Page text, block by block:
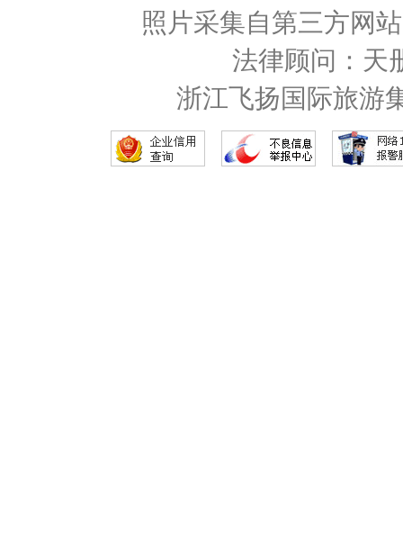
照片采集自第三方网
法律顾问：天
浙江飞扬国际旅游